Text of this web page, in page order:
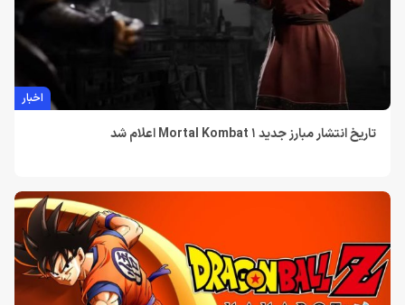
اخبار
تاریخ انتشار مبارز جدید Mortal Kombat 1 اعلام شد